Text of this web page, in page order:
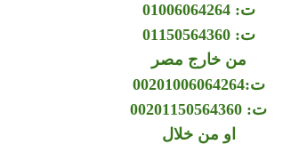
ت: 01006064264
ت: 01150564360
من خارج مصر
ت:00201006064264
ت: 00201150564360
او من خلال